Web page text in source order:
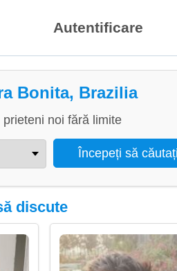
Autentificare
Bonita, Brazilia
noi fără limite
discute